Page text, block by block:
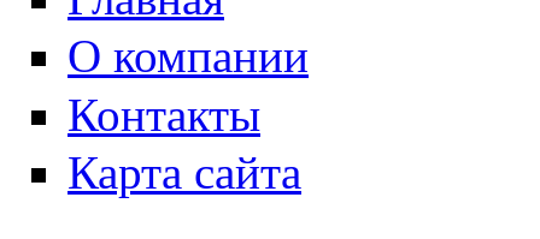
О компании
Контакты
Карта сайта